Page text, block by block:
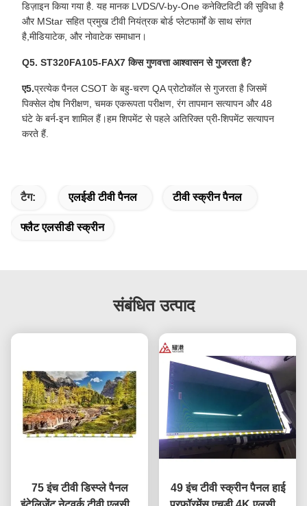
डिज़ाइन किया गया है. यह मानक LVDS/V-by-One कनेक्टिविटी की सुविधा है
और MStar सहित प्रमुख टीवी नियंत्रक बोर्ड प्लेटफार्मों के साथ संगत
है,मीडियाटेक, और नोवाटेक समाधान।
Q5. ST320FA105-FAX7 किस गुणवत्ता आश्वासन से गुजरता है?
ए5.प्रत्येक पैनल CSOT के बहु-चरण QA प्रोटोकॉल से गुजरता है जिसमें
पिक्सेल दोष निरीक्षण, चमक एकरूपता परीक्षण, रंग तापमान सत्यापन और 48
घंटे के बर्न-इन शामिल हैं।हम शिपमेंट से पहले अतिरिक्त प्री-शिपमेंट सत्यापन
करते हैं.
टैग: एलईडी टीवी पैनल टीवी स्क्रीन पैनल
फ्लैट एलसीडी स्क्रीन
संबंधित उत्पाद
75 इंच टीवी डिस्प्ले पैनल
49 इंच टीवी स्क्रीन पैनल हाई